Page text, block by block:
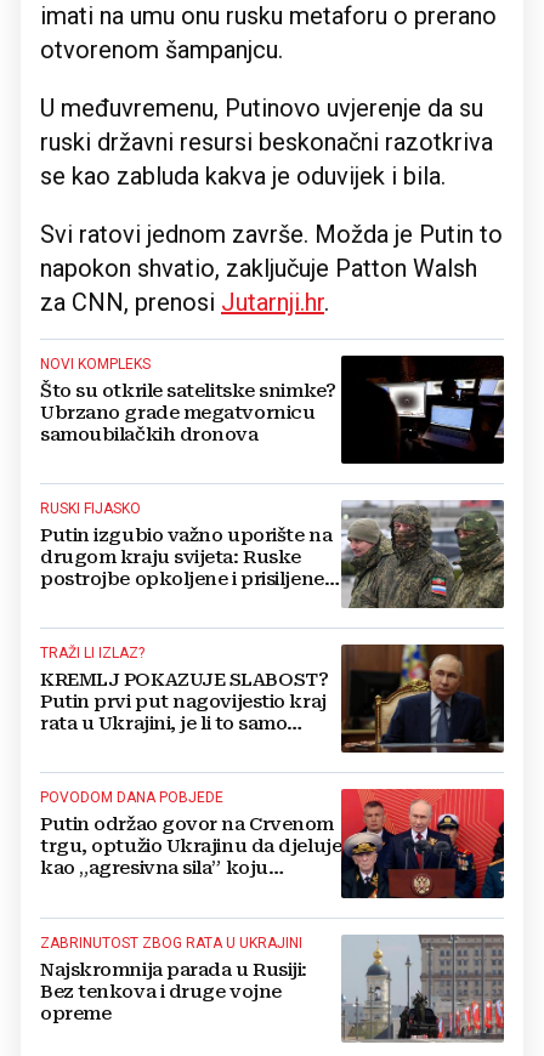
imati na umu onu rusku metaforu o prerano
otvorenom šampanjcu.
U međuvremenu, Putinovo uvjerenje da su
ruski državni resursi beskonačni razotkriva
se kao zabluda kakva je oduvijek i bila.
Svi ratovi jednom završe. Možda je Putin to
napokon shvatio, zaključuje Patton Walsh
za CNN, prenosi Jutarnji.hr.
NOVI KOMPLEKS
Što su otkrile satelitske snimke?
Ubrzano grade megatvornicu
samoubilačkih dronova
RUSKI FIJASKO
Putin izgubio važno uporište na
drugom kraju svijeta: Ruske
postrojbe opkoljene i prisiljene
TRAŽI LI IZLAZ?
KREMLJ POKAZUJE SLABOST?
Putin prvi put nagovijestio kraj
rata u Ukrajini, je li to samo
POVODOM DANA POBJEDE
Putin održao govor na Crvenom
trgu, optužio Ukrajinu da djeluje
kao „agresivna sila” koju
ZABRINUTOST ZBOG RATA U UKRAJINI
Najskromnija parada u Rusiji:
Bez tenkova i druge vojne
opreme